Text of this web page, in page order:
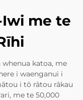
Iwi me te
katoa, me
i waenganui i
i tō rātou rākau
me te 50,000